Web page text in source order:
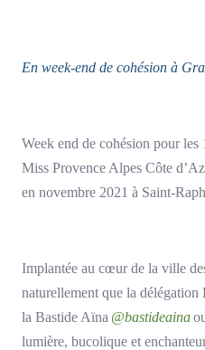
En week-end de cohésion à
Week end de cohésion pour les
Miss Provence Alpes Côte
en novembre 2021 à Saint-
Implantée au cœur de la ville
naturellement que la
la Bastide Aïna @bastideaina
lumière, bucolique et